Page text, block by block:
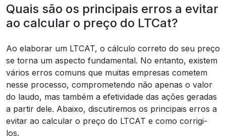
Quais são os principais erros a evitar
ao calcular o preço do LTCat?
Ao elaborar um LTCAT, o cálculo correto do seu preço
se torna um aspecto fundamental. No entanto, existem
vários erros comuns que muitas empresas cometem
nesse processo, comprometendo não apenas o valor
do laudo, mas também a efetividade das ações geradas
a partir dele. Abaixo, discutiremos os principais erros a
evitar ao calcular o preço do LTCAT e como corrigi-
los.